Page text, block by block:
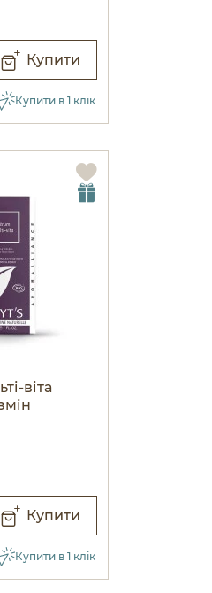
Купити
Купити в 1 клік
віта
Купити
Купити в 1 клік